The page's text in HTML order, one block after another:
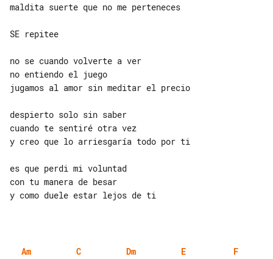
maldita suerte que no me perteneces
SE repitee
no se cuando volverte a ver
no entiendo el juego
jugamos al amor sin meditar el precio
despierto solo sin saber
cuando te sentiré otra vez
y creo que lo arriesgaría todo por ti
es que perdi mi voluntad
con tu manera de besar
y como duele estar lejos de ti
Am C Dm E F